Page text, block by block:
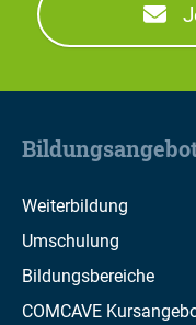
Weiterbildung
Umschulung
Bildungsbereiche
COMCAVE